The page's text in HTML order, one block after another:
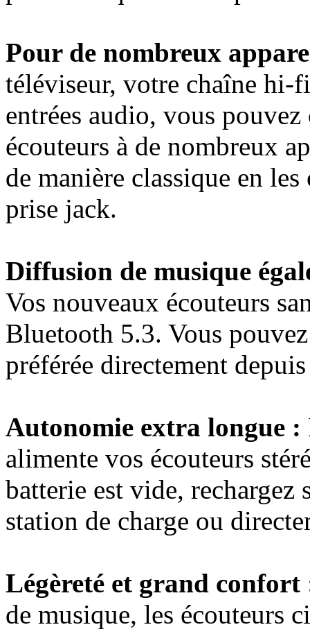
Pour de nombreux
téléviseur, votre chaîne hi-
entrées audio, vous
écouteurs à de nombreux
de manière classique en
prise jack.
Diffusion de musique
Vos nouveaux écouteurs
Bluetooth 5.3. Vous
préférée directement
Autonomie extra longue :
alimente vos écouteurs
batterie est vide, rechargez
station de charge ou
Légèreté et grand confort
de musique, les écouteurs